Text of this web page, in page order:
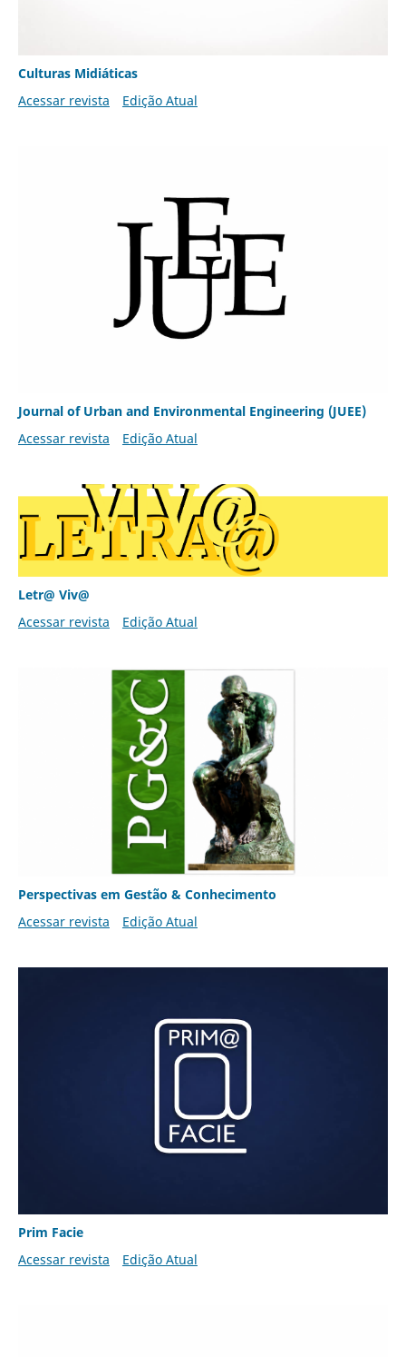
Culturas Midiáticas
Acessar revista
Edição Atual
Journal of Urban and Environmental Engineering (JUEE)
Acessar revista
Edição Atual
Letr@ Viv@
Acessar revista
Edição Atual
Perspectivas em Gestão & Conhecimento
Acessar revista
Edição Atual
Prim Facie
Acessar revista
Edição Atual